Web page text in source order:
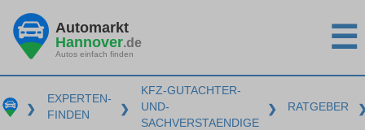
Automarkt
Hannover.de
Autos einfach finden ☰
❯
EXPERTEN-
FINDEN
❯
KFZ-GUTACHTER-
UND-
SACHVERSTAENDIGE
❯ RATGEBER